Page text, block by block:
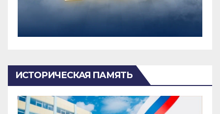
ИСТОРИЧЕСКАЯ ПАМЯТЬ